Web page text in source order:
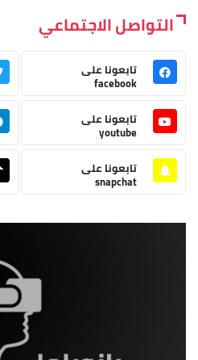
التواصل الاجتماعي
تابعونا على
facebook
تابعونا على
youtube
تابعونا على
snapchat